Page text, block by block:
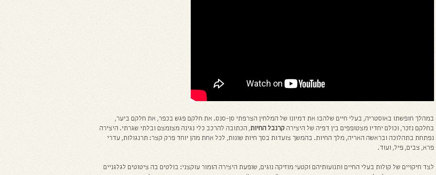
במהלך חופשתו באוסטריה, בעלי חיים שלהבו את דמיונו של המלחין הצרפתי סן-סנס. את חלקם פגש בכפר, את חלקם ביער,
בחלקם נזכר, וכולם יחדיו מצטופפים בין דפיה של היצירהקרנבל החיות, הכתובה להרכב כלי נגינה מצומצם ובלתי שגרתי. היצירה
נפתחת בתהלוכה ובראשה האריה, מלך החיות. בהמשך צועדות בסך חיות שונות, לכל אחת מהן יוחד פרק קצר: תרנגולות, עדרי
פרא, צבים, פיל, ועוד.
לצד חיקויים של קולות בעלי החיים ותנועותיהם וקטעי מוזיקה נוגים, שופעת היצירה הומור עוקצני: בולטים בה ציטוטים לגלגניים